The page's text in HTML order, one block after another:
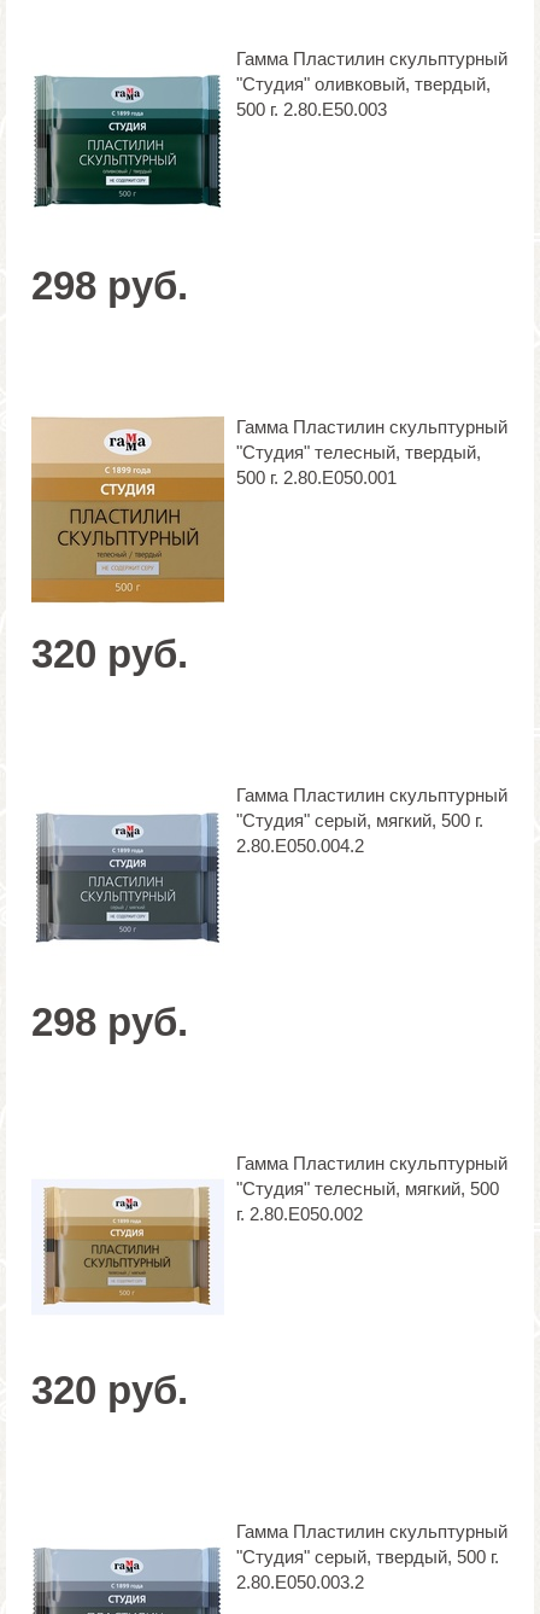
Гамма Пластилин скульптурный
"Студия" оливковый, твердый,
500 г. 2.80.Е50.003
298 руб.
Гамма Пластилин скульптурный
"Студия" телесный, твердый,
500 г. 2.80.Е050.001
320 руб.
Гамма Пластилин скульптурный
"Студия" серый, мягкий, 500 г.
2.80.Е050.004.2
298 руб.
Гамма Пластилин скульптурный
"Студия" телесный, мягкий, 500
г. 2.80.Е050.002
320 руб.
Гамма Пластилин скульптурный
"Студия" серый, твердый, 500 г.
2.80.Е050.003.2